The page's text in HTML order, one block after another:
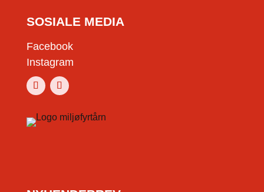
SOSIALE MEDIA
Facebook
Instagram